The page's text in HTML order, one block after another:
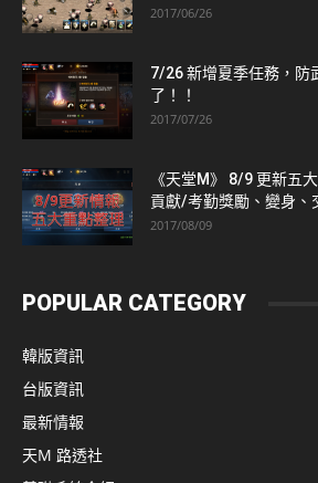
2017/06/26
7/26 新增夏季任務，防
了！！
2017/07/26
《天堂M》 8/9 更新五
貢獻/考勤獎勵、變身、
2017/08/09
POPULAR CATEGORY
韓版資訊
台版資訊
最新情報
天M 路透社